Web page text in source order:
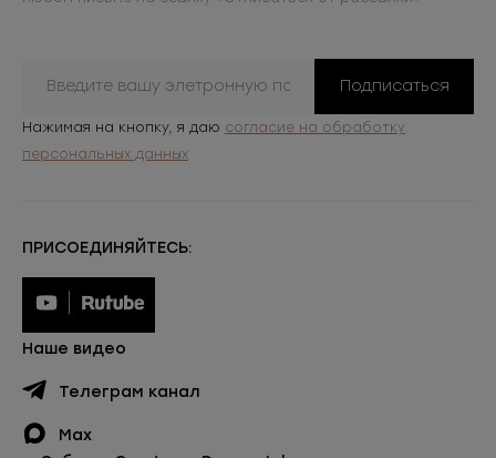
Подписаться
Нажимая на кнопку, я даю согласие на обработку
персональных данных
ПРИСОЕДИНЯЙТЕСЬ:
Наше видео
Телеграм канал
Max